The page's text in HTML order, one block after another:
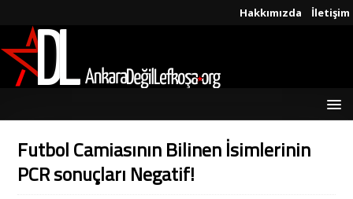
Hakkımızda İletişim
Futbol Camiasının Bilinen İsimlerinin
PCR sonuçları Negatif!